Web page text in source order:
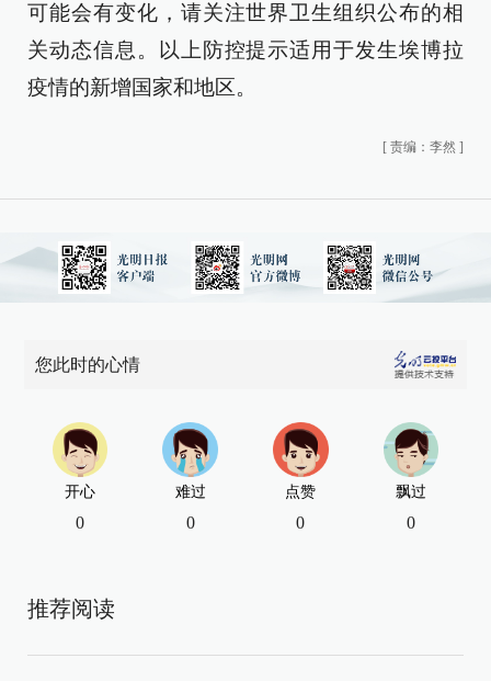
可能会有变化，请关注世界卫生组织公布的相
关动态信息。以上防控提示适用于发生埃博拉
疫情的新增国家和地区。
[ 责编：李然 ]
您此时的心情
开心
0
难过
0
点赞
0
飘过
0
推荐阅读